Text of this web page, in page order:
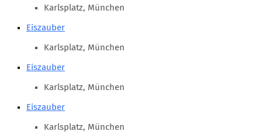
Arbeitsgruppen
MarketingFrauen
Münchner Marketingpreis
Mentoring
Partnerschaften
Bundesverband Marketing Clubs
MARKETING PIONIERE
Karlsplatz, München
Eiszauber
Karlsplatz, München
Eiszauber
Karlsplatz, München
Eiszauber
Karlsplatz, München